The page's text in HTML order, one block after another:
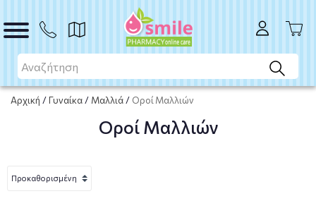
Αρχική /Γυναίκα / Μαλλιά / Οροί Μαλλιών
Οροί Μαλλιών